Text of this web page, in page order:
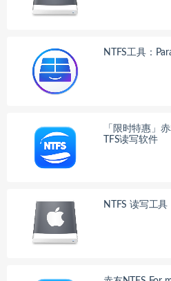
NTFS工具：
「限时特惠」
TFS读写软件
NTFS 读写工具